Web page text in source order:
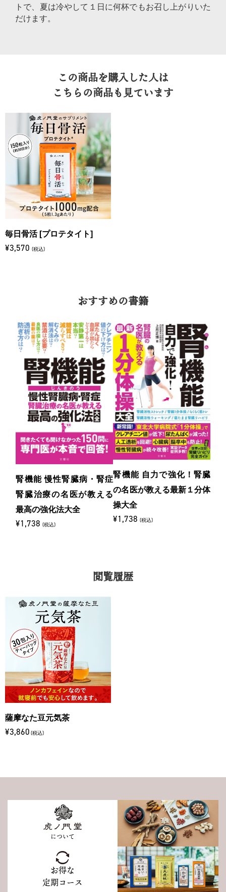
トで、夏は冷やして１日に何杯でもお召し上がりいた
だけます。
この商品を購入した人は
こちらの商品も見ています
毎日骨活 [プロテタイト]
¥3,570 (税込)
おすすめの書籍
腎機能 慢性腎臓病・腎症
腎臓治療の名医が教える
最高の強化法大全
¥1,738(税込)
腎機能 自力で強化！腎臓
の名医が教える最新１分体
操大全
¥1,738(税込)
閲覧履歴
薩摩なた豆元気茶
¥3,860 (税込)
について
お得な
定期コース